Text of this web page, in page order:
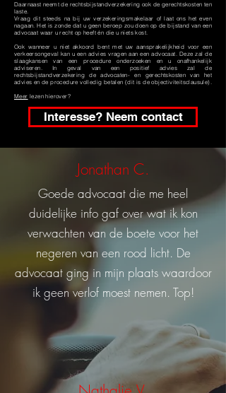
Daarnaast neemt de rechtsbijstandverzekering ook de gerechtskosten ten
laste.
Vraag dit steeds na bij uw verzekeringsmakelaar oflaat ons het even
nagaan. Het is zonde dat u geen beroep zou doen op de bijstand van een
advocaat waar u recht op heeft én die u niets kost.
Ook wanneer u niet akkoord bent met uw aansprakelijkheid voor een
verkeersongeval kan u een advies vragen aan eenadvocaat. Deze zal de
slaagkansen van een procedure onderzoeken en u onafhankelijk
adviseren. In geval van een positief advies zal de
rechtsbijstandverzekering de advocaten- en gerechtskosten van het
advies en de procedure volledig betalen (dit is de objectiviteitsclausule).
Meer lezen hierover?
Interesse? Neem contact
Jonathan C.
Goede advocaat die me heel
duidelijke info gaf over wat ik kon
verwachten van de boete voor het
negeren van een rood licht. De
advocaat ging in mijn plaats waardoor
ik geen verlof moest nemen. Top!